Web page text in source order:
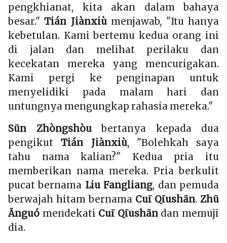
pengkhianat, kita akan dalam bahaya
besar."Tián Jiànxiùmenjawab, "Itu hanya
kebetulan. Kami bertemu kedua orang ini
di jalan dan melihat perilaku dan
kecekatan mereka yang mencurigakan.
Kami pergi ke penginapan untuk
menyelidiki pada malam hari dan
untungnya mengungkap rahasia mereka."
Sūn Zhòngshòubertanya kepada dua
pengikutTián Jiànxiù, "Bolehkah saya
tahu nama kalian?" Kedua pria itu
memberikan nama mereka. Pria berkulit
pucat bernama Liu Fangliang, dan pemuda
berwajah hitam bernama Cuī Qīushān. Zhū
Ānguó mendekati Cuī Qīushāndan memuji
dia.